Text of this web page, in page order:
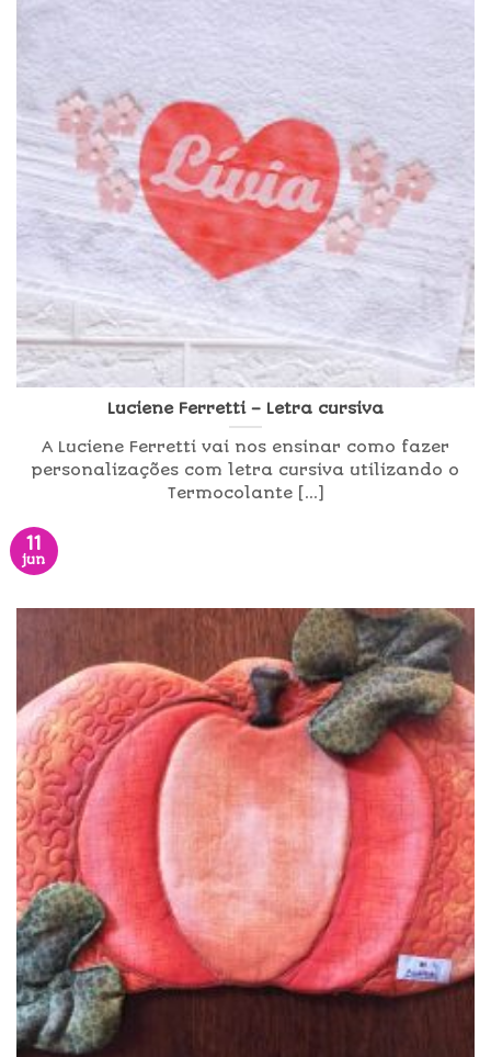
Luciene Ferretti – Letra cursiva
A Luciene Ferretti vai nos ensinar como fazer
personalizações com letra cursiva utilizando o
Termocolante [...]
11
jun